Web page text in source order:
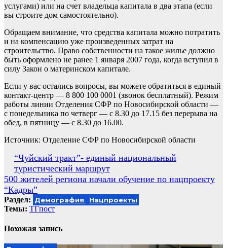
услугами) или на счет владельца капитала в два этапа (если
вы строите дом самостоятельно).
Обращаем внимание, что средства капитала можно потратить
и на компенсацию уже произведенных затрат на
строительство. Право собственности на такое жилье должно
быть оформлено не ранее 1 января 2007 года, когда вступил в
силу Закон о материнском капитале.
Если у вас остались вопросы, вы можете обратиться в единый
контакт-центр — 8 800 100 0001 (звонок бесплатный). Режим
работы линии Отделения СФР по Новосибирской области —
с понедельника по четверг — с 8.30 до 17.15 без перерыва на
обед, в пятницу — с 8.30 до 16.00.
Источник: Отделение СФР по Новосибирской области
Навигация
по
записям
“Чуйский тракт”- единый национальный
туристический маршрут
500 жителей региона начали обучение по нацпроекту
“Кадры”
Раздел: Демография Нацпроекты
Темы: ТГпост
Похожая запись